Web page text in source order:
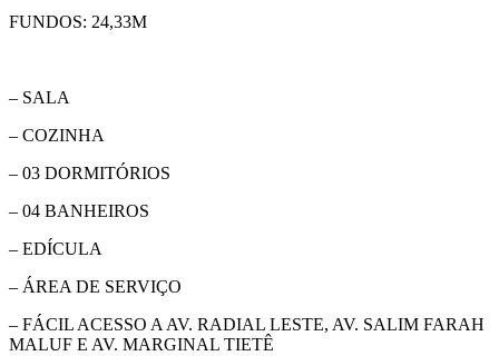
FUNDOS: 24,33M
– SALA
– COZINHA
– 03 DORMITÓRIOS
– 04 BANHEIROS
– EDÍCULA
– ÁREA DE SERVIÇO
– FÁCIL ACESSO A AV. RADIAL LESTE, AV. SALIM FARAH
MALUF E AV. MARGINAL TIETÊ